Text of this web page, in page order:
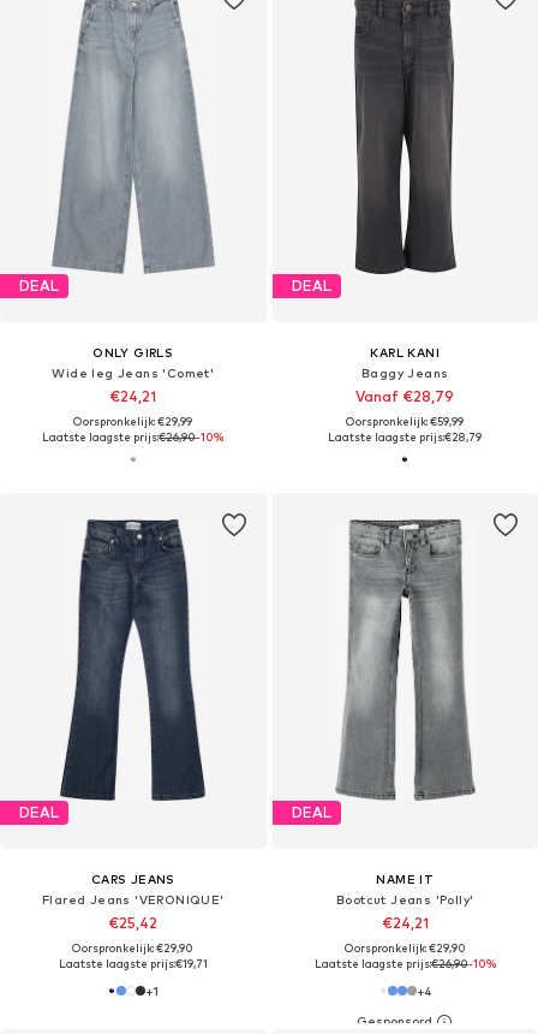
DEAL
ONLY GIRLS
Wide leg Jeans 'Comet'
€24,21
Oorspronkelijk: €29,99
Laatste laagste prijs:€26,90-10%
DEAL
KARL KANI
Baggy Jeans
Vanaf €28,79
Oorspronkelijk: €59,99
Laatste laagste prijs:€28,79
DEAL
CARS JEANS
Flared Jeans 'VERONIQUE'
€25,42
Oorspronkelijk: €29,90
Laatste laagste prijs:€19,71
+1
DEAL
NAME IT
Bootcut Jeans 'Polly'
€24,21
Oorspronkelijk: €29,90
Laatste laagste prijs:€26,90-10%
+4